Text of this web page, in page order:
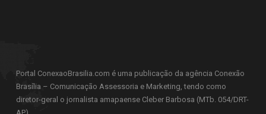
Portal ConexaoBrasilia.com é uma publicação da agência Conexão
Brasília – Comunicação Assessoria e Marketing, tendo como
diretor-geral o jornalista amapaense Cleber Barbosa (MTb. 054/DRT-